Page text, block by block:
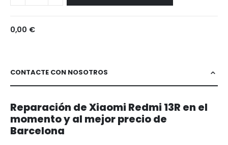
0,00 €
CONTACTE CON NOSOTROS
Reparación de Xiaomi Redmi 13R en el
momento y al mejor precio de
Barcelona